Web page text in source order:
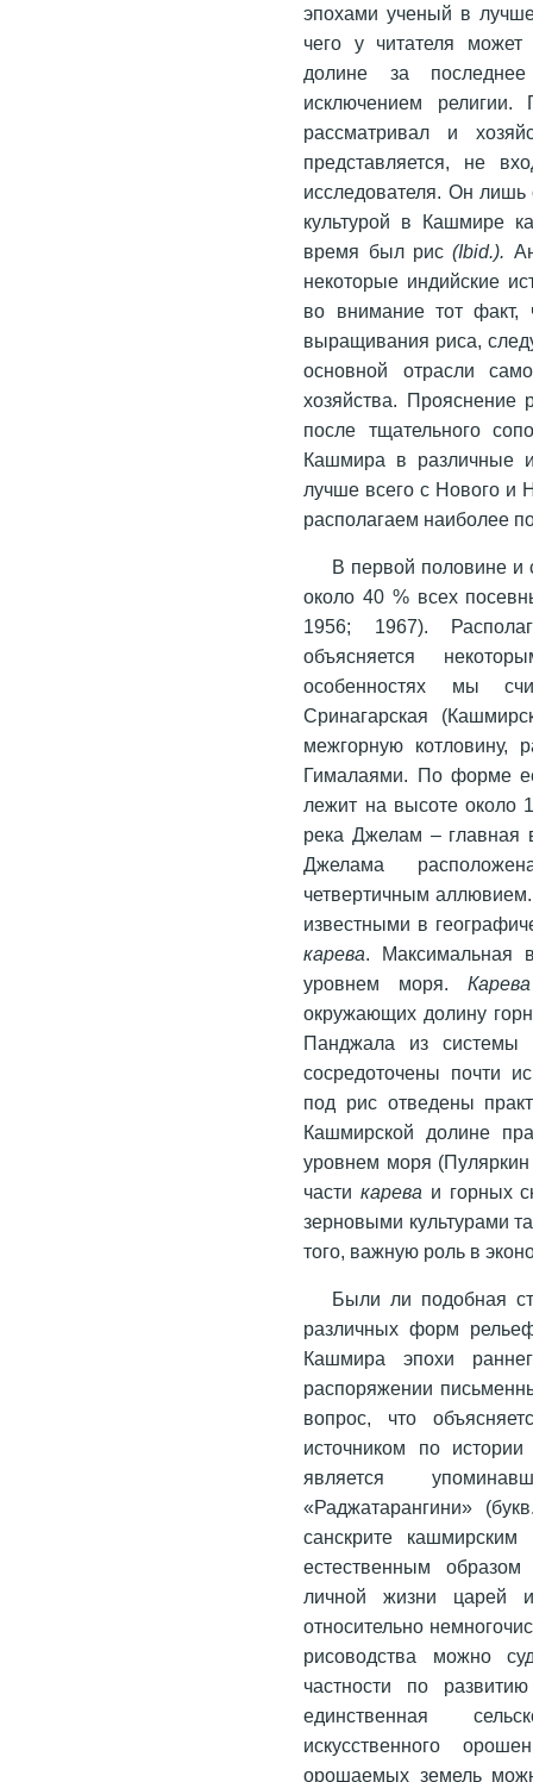
эпохами ученый в
чего у читателя
долине за
исключением
рассматривал и
представляется, не
исследователя. Он лишь
культурой в Кашмире
время был рис(Ibid.).
некоторые индийские
во внимание тот факт,
выращивания риса,
основной отрасли
хозяйства. Прояснение
после тщательного
Кашмира в различные
лучше всего с Нового и
располагаем наиболее
В первой половине и
около 40 % всех
1956; 1967).
объясняется
особенностях мы
Сринагарская
межгорную
Гималаями. По форме
лежит на высоте около
река Джелам – главная
Джелама
четвертичным
известными в
карева. Максимальная
уровнем моря.Карева
окружающих долину
Панджала из
сосредоточены почти
под рис отведены
Кашмирской долине
уровнем моря
частикарева и горных
зерновыми культурами
того, важную роль в
Были ли подобная
различных форм
Кашмира эпохи
распоряжении
вопрос, что
источником по
является
«Раджатарангини»
санскрите
естественным
личной жизни царей
относительно
рисоводства можно
частности по
единственная
искусственного
орошаемых земель